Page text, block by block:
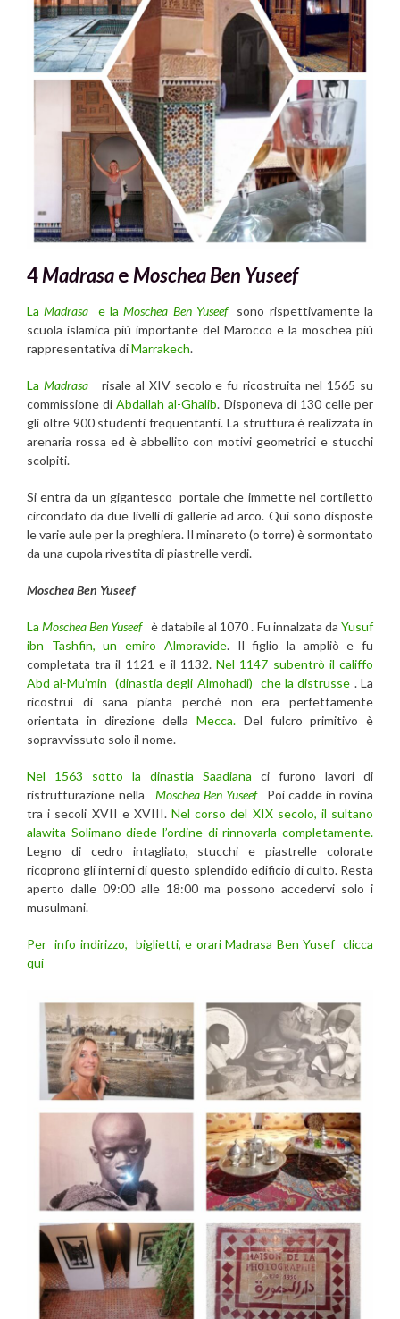
4Madrasae Moschea Ben Yuseef
LaMadrasa e la Moschea Ben Yuseef
sono rispettivamente la
scuola islamica più importante del Marocco e la moschea più
rappresentativa diMarrakech.
La Madrasa
risale al XIV secolo e fu ricostruita nel 1565 su
commissione diAbdallah al-Ghalib. Disponeva di 130 celle per
gli oltre 900 studenti frequentanti. La struttura è realizzata in
arenaria rossa ed è abbellito con motivi geometrici e stucchi
scolpiti.
Si entra da un gigantesco portale che immette nel cortiletto
circondato da due livelli di gallerie ad arco. Qui sono disposte
le varie aule per la preghiera. Il minareto (o torre) è sormontato
da una cupola rivestita di piastrelle verdi.
Moschea Ben Yuseef
LaMoschea Ben Yuseef è databile al 1070 . Fu innalzata daYusuf
ibn Tashfin, un emiro Almoravide. Il figlio la ampliò e fu
completata tra il 1121 e il 1132.Nel 1147 subentrò il califfo
Abd al-Mu’min (dinastia degli Almohadi) che la distrusse . La
ricostruì di sana pianta perché non era perfettamente
orientata in direzione della Mecca. Del fulcro primitivo è
sopravvissuto solo il nome.
Nel 1563 sotto la dinastia Saadiana ci furono lavori di
ristrutturazione nella
Moschea Ben Yuseef
Poi cadde in rovina
tra i secoli XVII e XVIII.Nel corso del XIX secolo, il sultano
alawita Solimano diede l’ordine di rinnovarla completamente.
Legno di cedro intagliato, stucchi e piastrelle colorate
ricoprono gli interni di questo splendido edificio di culto. Resta
aperto dalle 09:00 alle 18:00 ma possono accedervi solo i
musulmani.
Per info indirizzo, biglietti, e orari Madrasa Ben Yusef clicca
qui